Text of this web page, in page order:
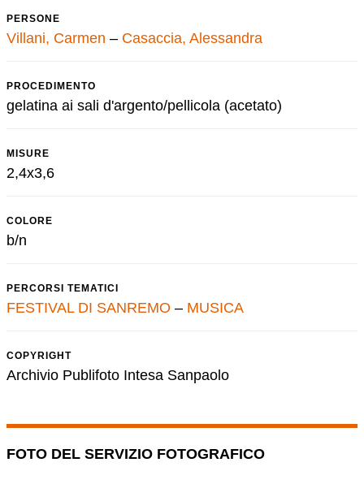
PERSONE
Villani, Carmen – Casaccia, Alessandra
PROCEDIMENTO
gelatina ai sali d'argento/pellicola (acetato)
MISURE
2,4x3,6
COLORE
b/n
PERCORSI TEMATICI
FESTIVAL DI SANREMO – MUSICA
COPYRIGHT
Archivio Publifoto Intesa Sanpaolo
FOTO DEL SERVIZIO FOTOGRAFICO